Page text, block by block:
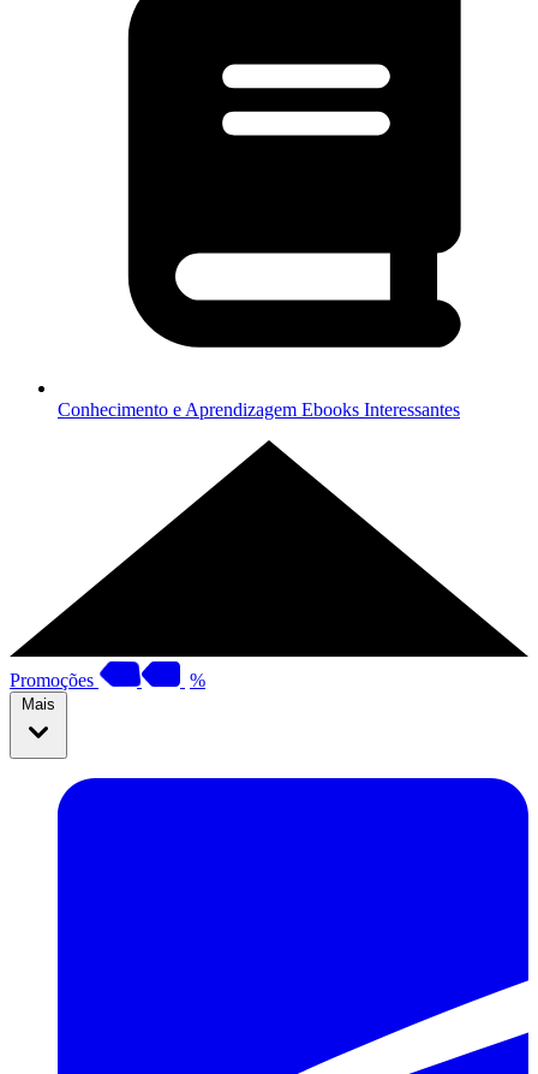
Conhecimento e Aprendizagem Ebooks Interessantes
Promoções %
Mais